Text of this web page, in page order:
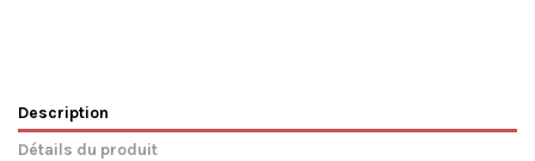
Description
Détails du produit